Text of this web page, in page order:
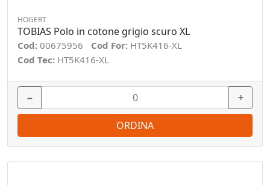
HOGERT
TOBIAS Polo in cotone grigio scuro XL
Cod: 00675956 Cod For: HT5K416-XL
Cod Tec: HT5K416-XL
− +
ORDINA